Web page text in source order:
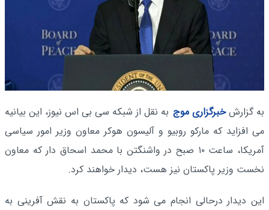
به گزارشخبرگزاری موج به نقل از شبکه سی بی اس نیوز، این بیانیه
می افزاید که مارکو روبیو و آلیسون هوکر معاون وزیر امور سیاسی
آمریکا، ساعت ۱۰ صبح در واشنگتن با محمد اسحاق دار که معاون
نخست وزیر پاکستان نیز هست، دیدار خواهند کرد.
این دیدار درحالی انجام می شود که پاکستان به نقش آفرینی به